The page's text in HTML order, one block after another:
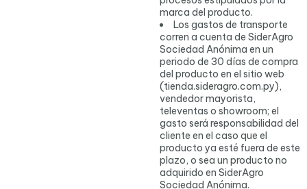
marca del producto.
Los gastos de transporte
corren a cuenta de SiderAgro
Sociedad Anónima en un
periodo de 30 días de compra
del producto en el sitio web
(tienda.sideragro.com.py),
vendedor mayorista,
televentas o showroom; el
gasto será responsabilidad del
cliente en el caso que el
producto ya esté fuera de este
plazo, o sea un producto no
adquirido en SiderAgro
Sociedad Anónima.